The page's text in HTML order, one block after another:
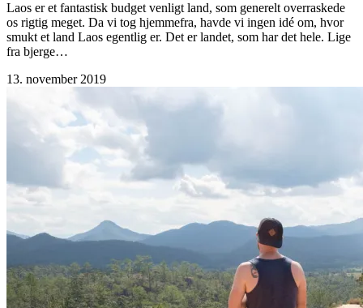
Laos er et fantastisk budget venligt land, som generelt overraskede
os rigtig meget. Da vi tog hjemmefra, havde vi ingen idé om, hvor
smukt et land Laos egentlig er. Det er landet, som har det hele. Lige
fra bjerge…
13. november 2019